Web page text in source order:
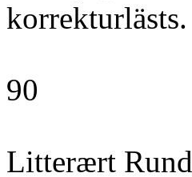
korrekturlästs.
90
Litterært